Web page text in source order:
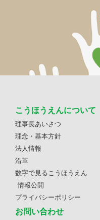
こうほうえんについて
理事長あいさつ
理念・基本方針
法人情報
沿革
数字で見るこうほうえん
情報公開
プライバシーポリシー
お問い合わせ